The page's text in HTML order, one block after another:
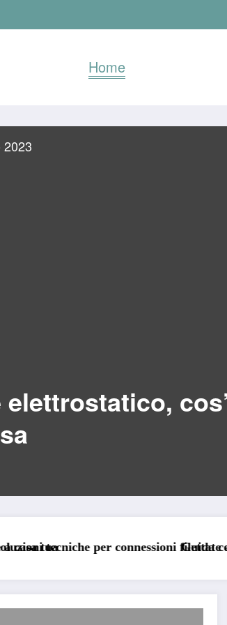
Home
2023
filettate ad alte prestazioni
Guida completa su come usare